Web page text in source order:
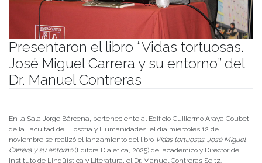
Presentaron el libro “Vidas tortuosas.
José Miguel Carrera y su entorno” del
Dr. Manuel Contreras
En la Sala Jorge Bárcena, perteneciente al Edificio Guillermo Araya Goubet
de la Facultad de Filosofía y Humanidades, el día miércoles 12 de
noviembre se realizó el lanzamiento del libro Vidas tortuosas. José Miguel
Carrera y su entorno(Editora Dialética, 2025) del académico y Director del
Instituto de Lingüística y Literatura, el Dr. Manuel Contreras Seitz.